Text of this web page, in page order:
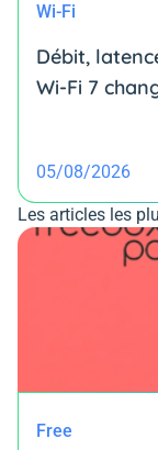
Wi-Fi
Débit,
Wi-Fi 7
05/08/2026
Les articles les
Free